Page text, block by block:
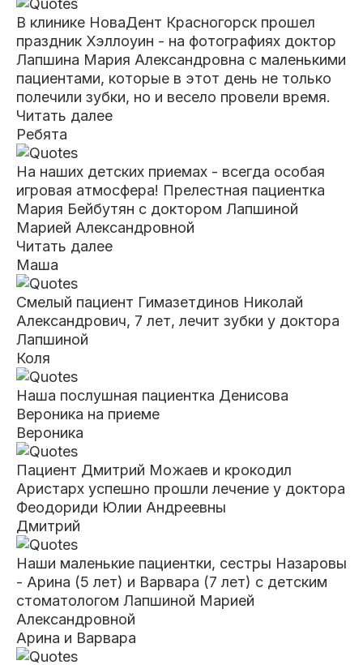
В клинике НоваДент Красногорск прошел
праздник Хэллоуин - на фотографиях доктор
Лапшина Мария Александровна с маленькими
пациентами, которые в этот день не только
полечили зубки, но и весело провели время.
Читать далее
Ребята
На наших детских приемах - всегда особая
игровая атмосфера! Прелестная пациентка
Мария Бейбутян с доктором Лапшиной
Марией Александровной
Читать далее
Маша
Смелый пациент Гимазетдинов Николай
Александрович, 7 лет, лечит зубки у доктора
Лапшиной
Коля
Наша послушная пациентка Денисова
Вероника на приеме
Вероника
Пациент Дмитрий Можаев и крокодил
Аристарх успешно прошли лечение у доктора
Феодориди Юлии Андреевны
Дмитрий
Наши маленькие пациентки, сестры Назаровы
- Арина (5 лет) и Варвара (7 лет) с детским
стоматологом Лапшиной Марией
Александровной
Арина и Варвара